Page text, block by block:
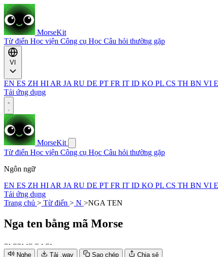
MorseKit
Từ điển Học viện Công cụ Học Câu hỏi thường gặp
EN ES ZH HI AR JA RU DE PT FR IT ID KO PL CS TH BN VI
Tải ứng dụng
MorseKit
Từ điển Học viện Công cụ Học Câu hỏi thường gặp
Ngôn ngữ
EN ES ZH HI AR JA RU DE PT FR IT ID KO PL CS TH BN VI
Tải ứng dụng
Trang chủ > Từ điển > N >NGA TEN
Nga ten bằng mã Morse
−· −−· ·− − · −·
Nghe Tải .wav Sao chép Chia sẻ